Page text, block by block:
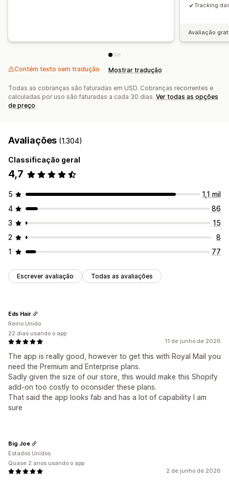
Tracking
Avaliação
Contém texto sem tradução Mostrar tradução
Todas as cobranças são faturadas em USD. Cobranças recorrentes e
calculadas por uso são faturadas a cada 30 dias. Ver todas as opções
de preço
Avaliações (1.304)
Classificação geral
4,7
5
1,1 mil
4
86
3
15
2
8
1
77
Escrever avaliação Todas as avaliações
11 de junho de 2026
The app is really good, however to get this with Royal Mail you
need the Premium and Enterprise plans.
Sadly given the size of our store, this would make this Shopify
add-on too costly to oconsider these plans.
That said the app looks fab and has a lot of capability I am
sure
Eds Hair
Reino Unido
22 dias usando o app
2 de junho de 2026
Big Joe
Estados Unidos
Quase 2 anos usando o app